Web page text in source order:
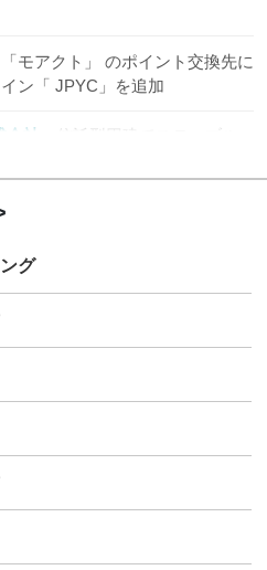
「モアクト」 のポイント交換先に
ン「 JPYC」を追加
会社
信託型円建てステーブル
グ